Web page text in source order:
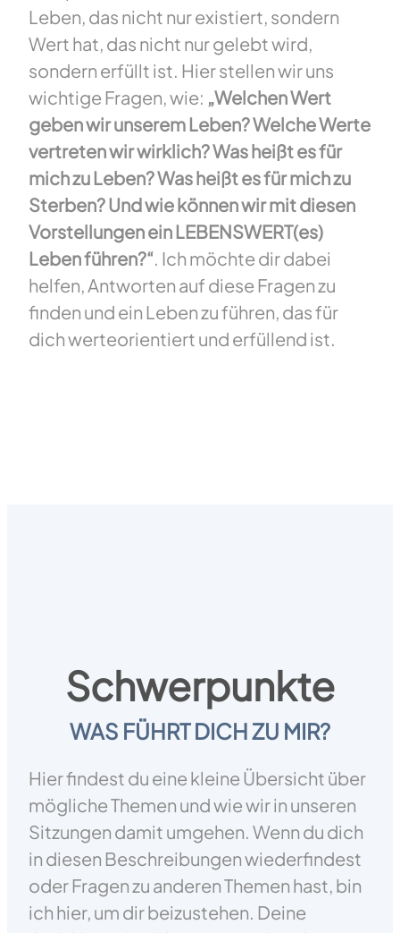
Leben, das nicht nur existiert, sondern
Wert hat, das nicht nur gelebt wird,
sondern erfüllt ist. Hier stellen wir uns
wichtige Fragen, wie: „Welchen Wert
geben wir unserem Leben? Welche Werte
vertreten wir wirklich? Was heißt es für
mich zu Leben? Was heißt es für mich zu
Sterben? Und wie können wir mit diesen
Vorstellungen ein LEBENSWERT(es)
Leben führen?“ . Ich möchte dir dabei
helfen, Antworten auf diese Fragen zu
finden und ein Leben zu führen, das für
dich werteorientiert und erfüllend ist.
Schwerpunkte
WAS FÜHRT DICH ZU MIR?
Hier findest du eine kleine Übersicht über
mögliche Themen und wie wir in unseren
Sitzungen damit umgehen. Wenn du dich
in diesen Beschreibungen wiederfindest
oder Fragen zu anderen Themen hast, bin
ich hier, um dir beizustehen. Deine